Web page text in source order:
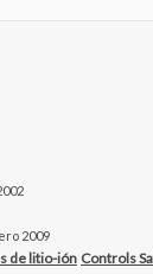
2009
Controls